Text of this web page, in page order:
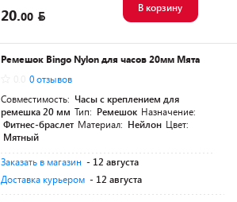
20.00
В корзину
Ремешок Bingo Nylon для часов 20мм Мята
0 отзывов
Совместимость: Часы с креплением для
ремешка 20 мм Тип: Ремешок Назначение:
Фитнес-браслет Материал: Нейлон Цвет:
Мятный
Заказать в магазин - 12 августа
Доставка курьером - 12 августа